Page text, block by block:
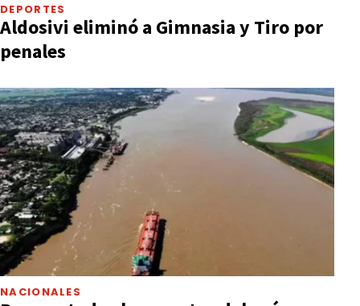
DEPORTES
Aldosivi eliminó a Gimnasia y Tiro por
penales
NACIONALES